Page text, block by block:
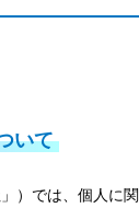
いて
）では、個人に